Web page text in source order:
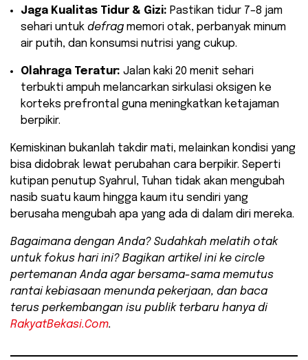
Jaga Kualitas Tidur & Gizi: Pastikan tidur 7–8 jam
sehari untuk defrag memori otak, perbanyak minum
air putih, dan konsumsi nutrisi yang cukup.
Olahraga Teratur: Jalan kaki 20 menit sehari
terbukti ampuh melancarkan sirkulasi oksigen ke
korteks prefrontal guna meningkatkan ketajaman
berpikir.
​Kemiskinan bukanlah takdir mati, melainkan kondisi yang
bisa didobrak lewat perubahan cara berpikir. Seperti
kutipan penutup Syahrul, Tuhan tidak akan mengubah
nasib suatu kaum hingga kaum itu sendiri yang
berusaha mengubah apa yang ada di dalam diri mereka.
Bagaimana dengan Anda? Sudahkah melatih otak
untuk fokus hari ini? Bagikan artikel ini ke circle
pertemanan Anda agar bersama-sama memutus
rantai kebiasaan menunda pekerjaan, dan baca
terus perkembangan isu publik terbaru hanya di
RakyatBekasi.Com.